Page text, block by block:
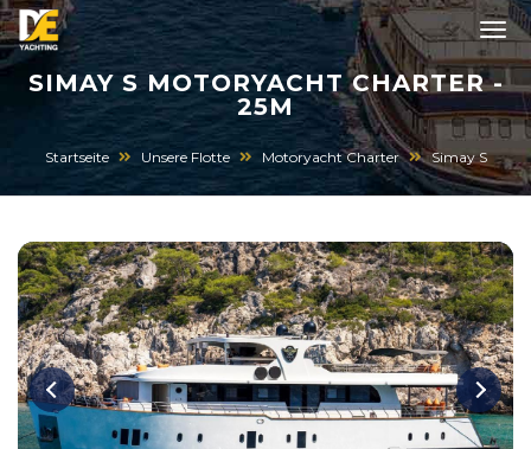
SIMAY S MOTORYACHT CHARTER -
25M
Startseite Unsere Flotte Motoryacht Charter Simay S